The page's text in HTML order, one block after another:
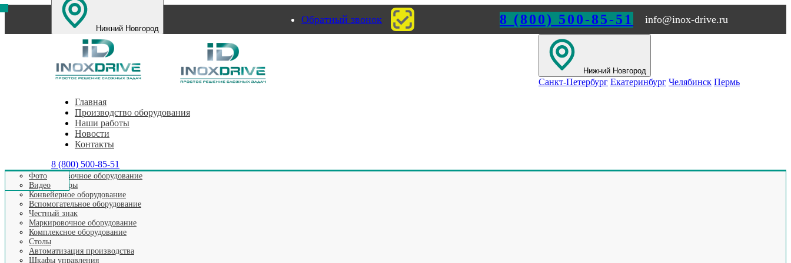
Нижний Новгород
Санкт-Петербург Челябинск
Обратный звонок 8 (800) 500-85-51 info@inox-drive.ru
Нижний Новгород
Санкт-Петербург Екатеринбург Челябинск Пермь
Главная
Производство оборудования
Этикетировочное оборудование
Аппликаторы
Конвейерное оборудование
Вспомогательное оборудование
Честный знак
Маркировочное оборудование
Комплексное оборудование
Столы
Автоматизация производства
Шкафы управления
Наши работы
Фото
Видео
Новости
Контакты
8 (800) 500-85-51
Аппликаторы Prolabeler
Главная Этикетировочное оборудование
Автоматический аппликатор Prolabeler AB122